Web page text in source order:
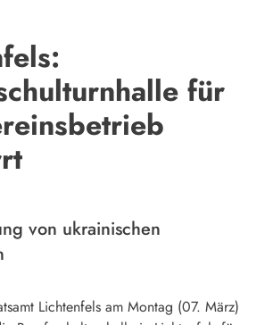
für
von ukrainischen
Lichtenfels am Montag (07. März)